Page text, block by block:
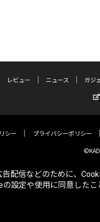
レビュー ニュース ガジ
シー プライバシーポリシー
配信などのために、
設定や使用に同意した